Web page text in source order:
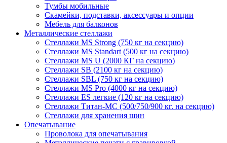
Тумбы мобильные
Скамейки, подставки, аксессуары и опции
Мебель для балконов
Металлические стеллажи
Стеллажи MS Strong (750 кг на секцию)
Стеллажи MS Standart (500 кг на секцию)
Стеллажи MS U (2000 КГ на секцию)
Стеллажи SB (2100 кг на секцию)
Стеллажи SBL (750 кг на секцию)
Стеллажи MS Pro (4000 кг на секцию)
Стеллажи ES легкие (120 кг на секцию)
Стеллажи Титан-МС (500/750/900 кг. на секцию)
Стеллажи для хранения шин
Опечатывание
Проволока для опечатывания